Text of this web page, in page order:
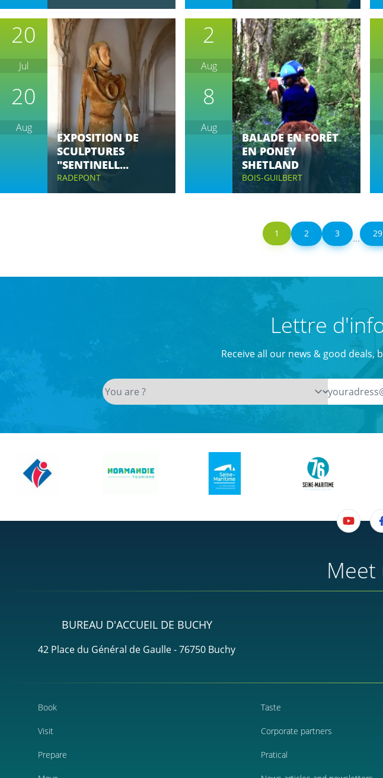
20
Jul
20
Aug
EXPOSITION DE
SCULPTURES
"SENTINELL...
RADEPONT
2
Aug
8
Aug
BALADE EN FORÊT
EN PONEY
SHETLAND
BOIS-GUILBERT
1 2 3 ... 29
Lettre
Receive all our news & good deals,
Meet
BUREAU D'ACCUEIL DE BUCHY
42 Place du Général de Gaulle - 76750 Buchy
Book
Visit
Prepare
Taste
Corporate partners
Pratical